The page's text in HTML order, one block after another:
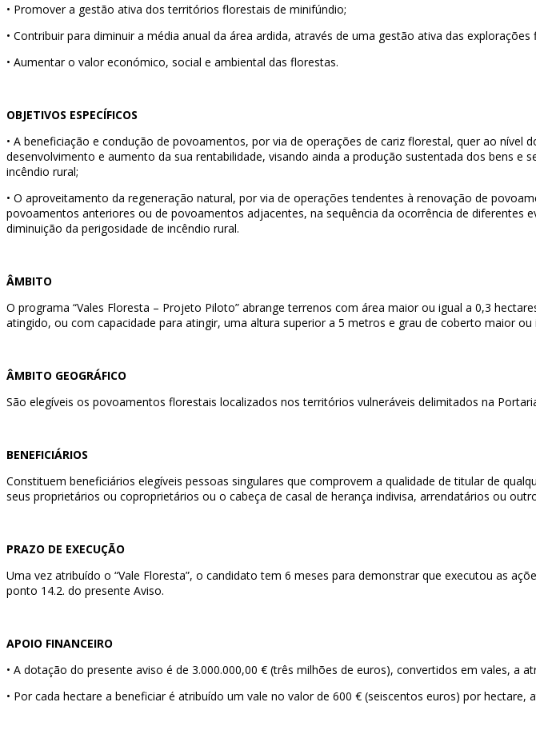
• Promover a gestão ativa dos territórios florestais de minifúndio;
• Contribuir para diminuir a média anual da área ardida, através de uma gestão ativa das explorações
• Aumentar o valor económico, social e ambiental das florestas.
OBJETIVOS ESPECÍFICOS
• A beneficiação e condução de povoamentos, por via de operações de cariz florestal, quer ao
desenvolvimento e aumento da sua rentabilidade, visando ainda a produção sustentada dos bens
incêndio rural;
• O aproveitamento da regeneração natural, por via de operações tendentes à renovação de
povoamentos anteriores ou de povoamentos adjacentes, na sequência da ocorrência de
diminuição da perigosidade de incêndio rural.
ÂMBITO
O programa “Vales Floresta – Projeto Piloto” abrange terrenos com área maior ou igual a 0,3
atingido, ou com capacidade para atingir, uma altura superior a 5 metros e grau de coberto maior ou
ÂMBITO GEOGRÁFICO
São elegíveis os povoamentos florestais localizados nos territórios vulneráveis delimitados na
BENEFICIÁRIOS
Constituem beneficiários elegíveis pessoas singulares que comprovem a qualidade de titular de
seus proprietários ou coproprietários ou o cabeça de casal de herança indivisa, arrendatários ou
PRAZO DE EXECUÇÃO
Uma vez atribuído o “Vale Floresta”, o candidato tem 6 meses para demonstrar que executou as
ponto 14.2. do presente Aviso.
APOIO FINANCEIRO
• A dotação do presente aviso é de 3.000.000,00 € (três milhões de euros), convertidos em vales, a
• Por cada hectare a beneficiar é atribuído um vale no valor de 600 € (seiscentos euros) por